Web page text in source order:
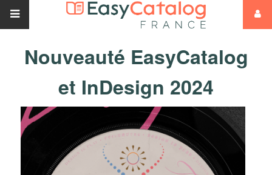
Nouveauté EasyCatalog
et InDesign 2024